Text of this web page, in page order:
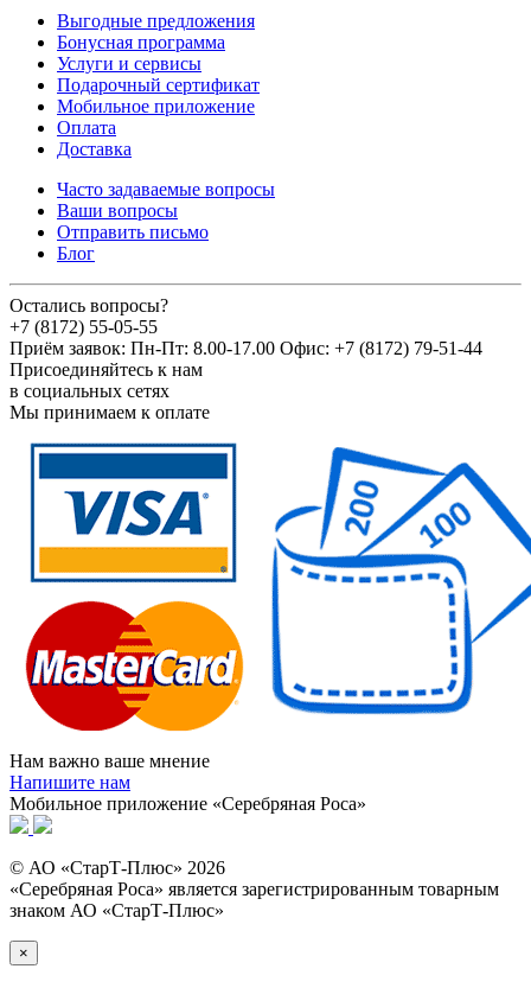
Выгодные предложения
Бонусная программа
Услуги и сервисы
Подарочный сертификат
Мобильное приложение
Оплата
Доставка
Часто задаваемые вопросы
Ваши вопросы
Отправить письмо
Блог
Остались вопросы?
+7 (8172) 55-05-55
Приём заявок: Пн-Пт: 8.00-17.00 Офис: +7 (8172) 79-51-44
Присоединяйтесь к нам
в социальных сетях
Мы принимаем к оплате
Нам важно ваше мнение
Напишите нам
Мобильное приложение «Серебряная Роса»
© АО «СтарТ-Плюс» 2026
«Серебряная Роса» является зарегистрированным товарным
знаком АО «СтарТ-Плюс»
×